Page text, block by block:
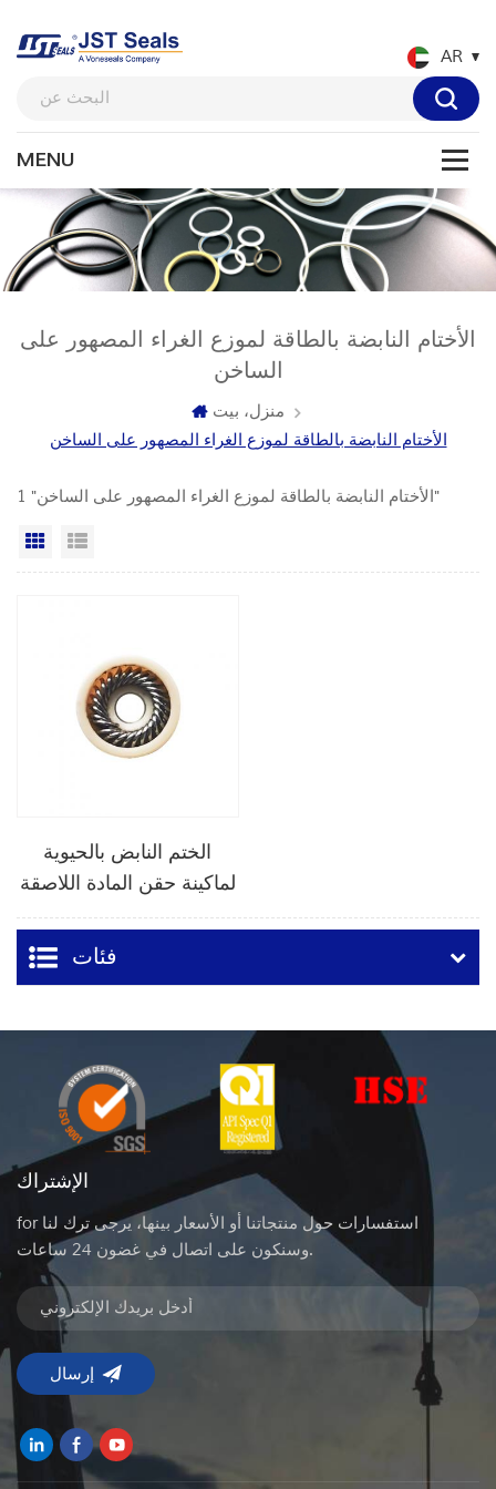
AR
الأختام النابضة بالطاقة لموزع الغراء المصهور على
الساخن
منزل، بيت
الأختام النابضة بالطاقة لموزع الغراء المصهور على الساخن
1 "الأختام النابضة بالطاقة لموزع الغراء المصهور على الساخن"
عرض شبكي
الختم النابض بالحيوية
لماكينة حقن المادة اللاصقة
بالذوبان الساخن
فئات
الإشتراك
for استفسارات حول منتجاتنا أو الأسعار بينها، يرجى ترك لنا
وسنكون على اتصال في غضون 24 ساعات.